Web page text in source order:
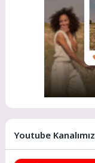
Youtube Kanalımız